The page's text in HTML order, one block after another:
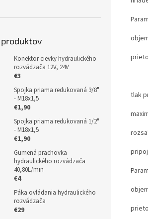
produktov
Konektor cievky hydraulického
rozvádzača 12V, 24V
€3
Spojka priama redukovaná 3/8"
- M18x1,5
€1,90
Spojka priama redukovaná 1/2"
- M18x1,5
€1,90
Gumená prachovka
hydraulického rozvádzača
40,80L/min
€4
Páka ovládania hydraulického
rozvádzača
€29
tlak